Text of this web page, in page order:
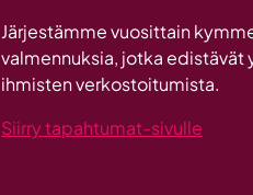
ryhmän
tuesta
Järjestämme vuosittain
valmennuksia, jotka
ihmisten verkostoitumista.
Siirry tapahtumat-sivulle